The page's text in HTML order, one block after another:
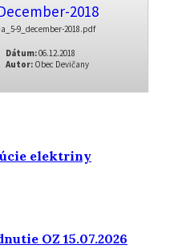
2018
9_december-2018.pdf
Dátum:06.12.2018
Autor: Obec Devičany
elektriny
OZ 15.07.2026